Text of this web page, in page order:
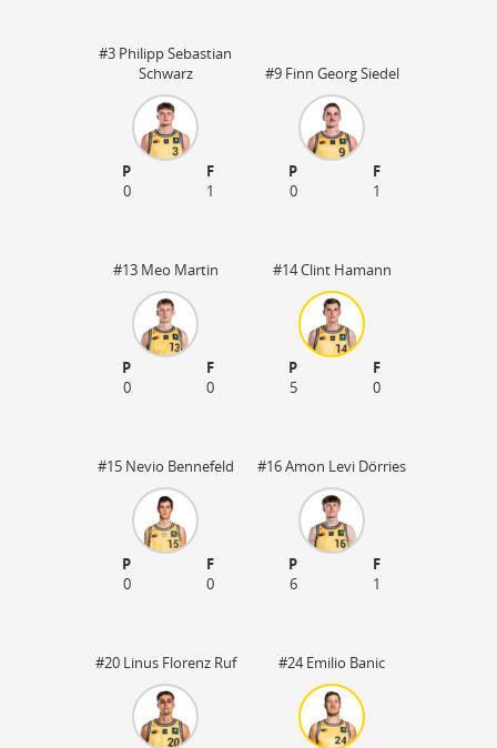
#3 Philipp Sebastian
Schwarz
P
F
0
1
#9 Finn Georg Siedel
P
F
0
1
#13 Meo Martin
P
F
0
0
#14 Clint Hamann
P
F
5
0
#15 Nevio Bennefeld
P
F
0
0
#16 Amon Levi Dörries
P
F
6
1
#20 Linus Florenz Ruf #24 Emilio Banic